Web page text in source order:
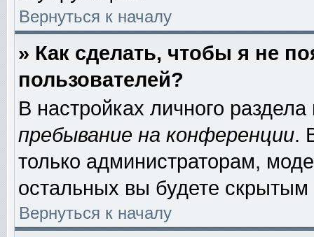
Вернуться к началу
» Как сделать, чтобы я не
пользователей?
В настройках личного
пребывание на конференции.
только администраторам,
остальных вы будете скрытым
Вернуться к началу